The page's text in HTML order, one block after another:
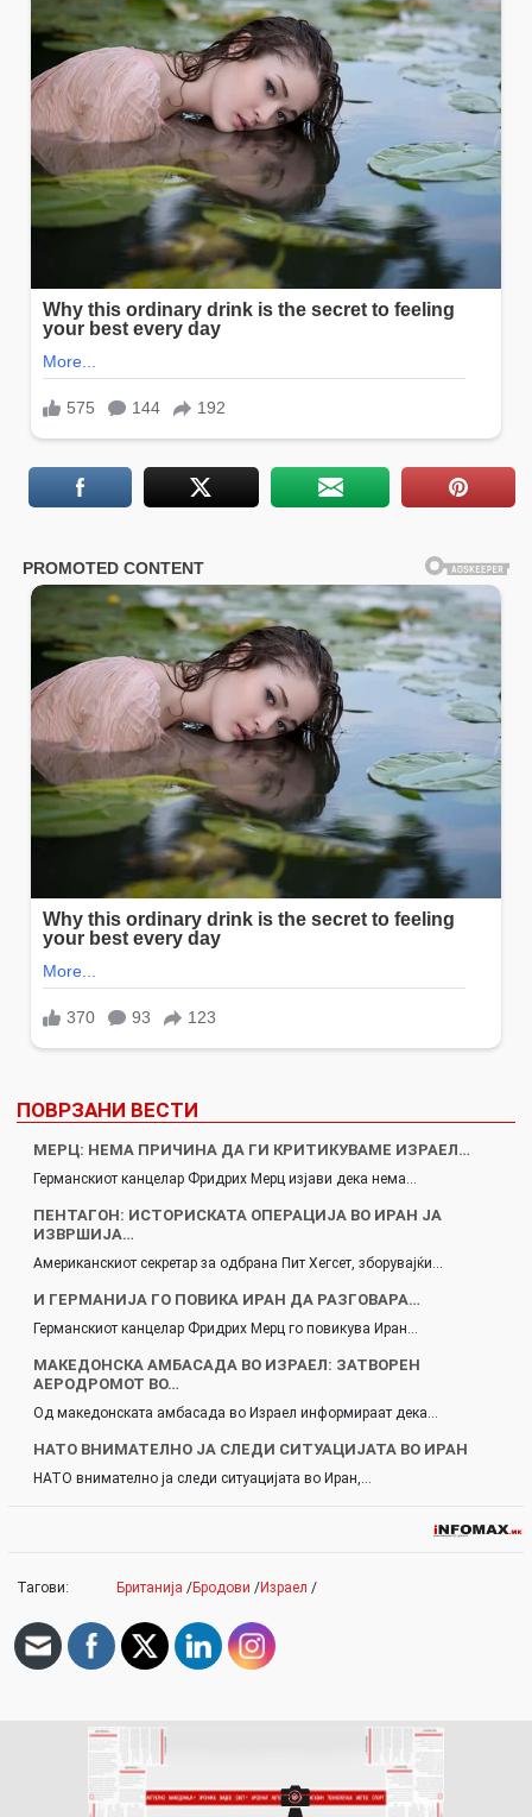
ПОВРЗАНИ ВЕСТИ
МЕРЦ: НЕМА ПРИЧИНA ДА ГИ КРИТИКУВАМЕ ИЗРАЕЛ…
Германскиот канцелар Фридрих Мерц изјави дека нема…
ПЕНТАГОН: ИСТОРИСКАТА ОПЕРАЦИЈА ВО ИРАН ЈА
ИЗВРШИЈА…
Американскиот секретар за одбрана Пит Хегсет, зборувајќи…
И ГЕРМАНИЈА ГО ПОВИКА ИРАН ДА РАЗГОВАРА…
Германскиот канцелар Фридрих Мерц го повикува Иран…
МАКЕДОНСКА АМБАСАДА ВО ИЗРАЕЛ: ЗАТВОРЕН
АЕРОДРОМОТ ВО…
Од македонската амбасада во Израел информираат дека…
НАТО ВНИМАТЕЛНО ЈА СЛЕДИ СИТУАЦИЈАТА ВО ИРАН
НАТО внимателно ја следи ситуацијата во Иран,…
Тагови: Британија /Бродови /Израел /